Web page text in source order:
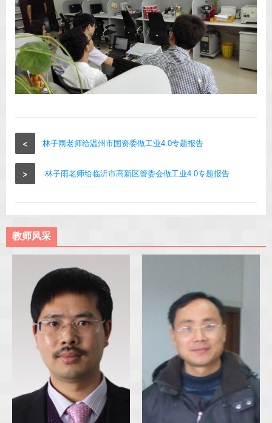
< 林子雨老师给温州市国资委做工业4.0专题报告
> 林子雨老师给临沂市高新区管委会做工业4.0专题报告
教师风采